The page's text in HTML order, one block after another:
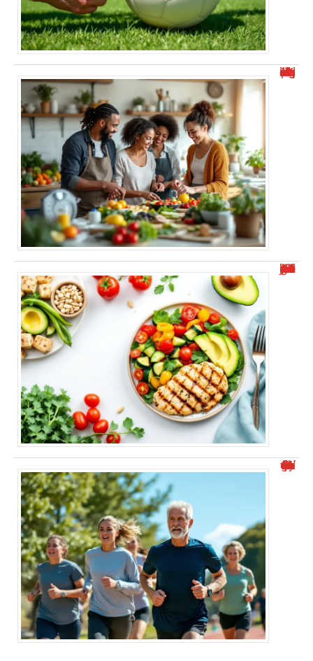
Yazio ou Weight Watchers : lequel choisir pour maigrir ?
Manger 1000 calories par jour : combien de kilos perdus ?
VMA moyenne en fonction de l’âge : tout ce qu’il faut savoir